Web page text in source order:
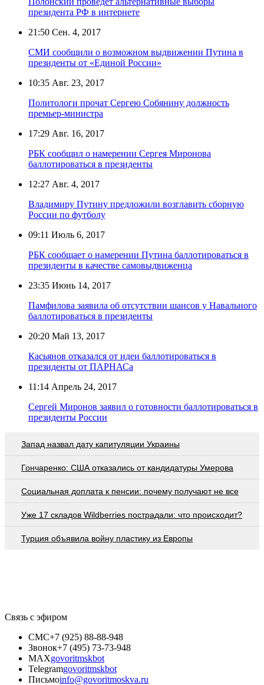
президента РФ в интернете
21:50 Сен. 4, 2017
СМИ сообщили о возможном выдвижении Путина в
президенты от «Единой России»
10:35 Авг. 23, 2017
Политологи прочат Сергею Собянину должность
премьер-министра
17:29 Авг. 16, 2017
РБК сообщил о намерении Сергея Миронова
баллотироваться в президенты
12:27 Авг. 4, 2017
Владимиру Путину предложили возглавить сборную
России по футболу
09:11 Июль 6, 2017
РБК сообщает о намерении Путина баллотироваться в
президенты в качестве самовыдвиженца
23:35 Июнь 14, 2017
Памфилова заявила об отсутствии шансов у Навального
баллотироваться в президенты
20:20 Май 13, 2017
Касьянов отказался от идеи баллотироваться в
президенты от ПАРНАСа
11:14 Апрель 24, 2017
Сергей Миронов заявил о готовности баллотироваться в
президенты России
Запад назвал дату капитуляции Украины
Гончаренко: США отказались от кандидатуры Умерова
Социальная доплата к пенсии: почему получают не все
Уже 17 складов Wildberries пострадали: что происходит?
Турция объявила войну пластику из Европы
Связь с эфиром
СМС+7 (925) 88-88-948
Звонок+7 (495) 73-73-948
MAXgovoritmskbot
Telegramgovoritmskbot
Письмоinfo@govoritmoskva.ru